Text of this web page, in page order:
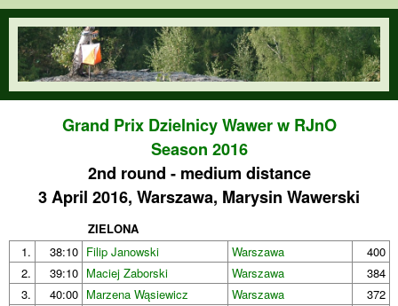
Skip to main content
orienteering.waw.pl
Grand Prix Dzielnicy Wawer w RJnO
Season 2016
2nd round - medium distance
3 April 2016, Warszawa, Marysin Wawerski
ZIELONA
1.
38:10 Filip Janowski Warszawa
400
2.
39:10 Maciej Zaborski Warszawa
384
3.
40:00 Marzena Wąsiewicz Warszawa
372